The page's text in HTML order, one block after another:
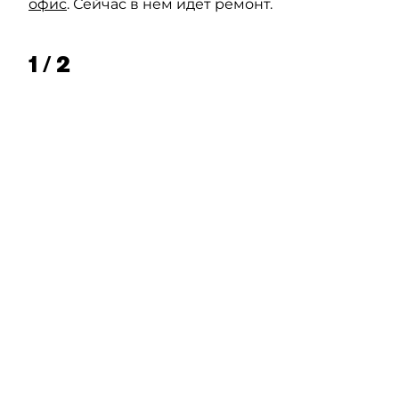
офис. Сейчас в нём идёт ремонт.
1 / 2